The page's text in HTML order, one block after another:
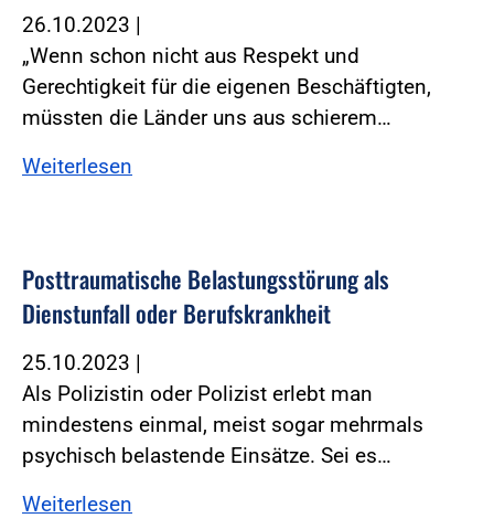
26.10.2023 |
„Wenn schon nicht aus Respekt und
Gerechtigkeit für die eigenen Beschäftigten,
müssten die Länder uns aus schierem…
Weiterlesen
Posttraumatische Belastungsstörung als
Dienstunfall oder Berufskrankheit
25.10.2023 |
Als Polizistin oder Polizist erlebt man
mindestens einmal, meist sogar mehrmals
psychisch belastende Einsätze. Sei es…
Weiterlesen